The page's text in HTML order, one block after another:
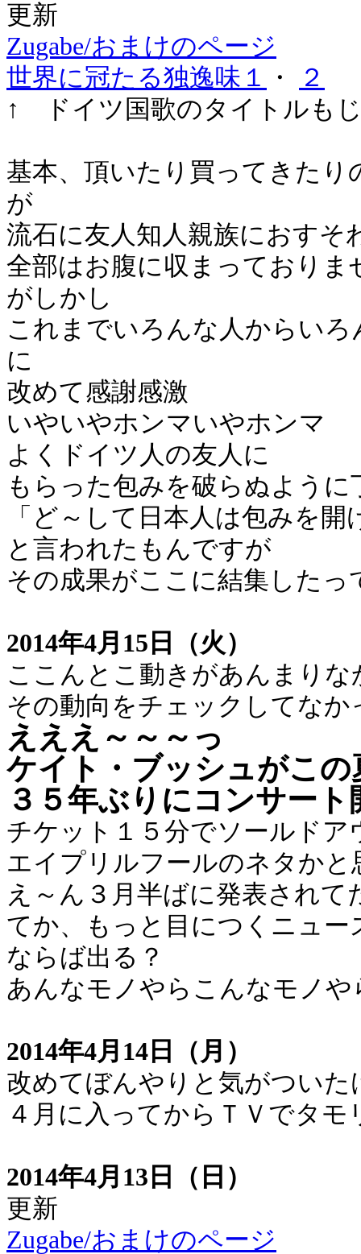
更新
Zugabe/おまけのページ
世界に冠たる独逸味１ ・
２
↑ ドイツ国歌のタイトルも
基本、頂いたり買ってきた
が
流石に友人知人親族におすそ
全部はお腹に収まっておりま
がしかし
これまでいろんな人からい
に
改めて感謝感激
いやいやホンマいやホンマ
よくドイツ人の友人に
もらった包みを破らぬよう
「ど～して日本人は包みを
と言われたもんですが
その成果がここに結集したっ
2014年4月15日（火）
ここんとこ動きがあんまりな
その動向をチェックしてなか
えええ～～～っ
ケイト・ブッシュがこ
３５年ぶりにコンサー
チケット１５分でソールドア
エイプリルフールのネタか
え～ん３月半ばに発表され
てか、もっと目につくニュー
ならば出る？
あんなモノやらこんなモノ
2014年4月14日（月）
改めてぼんやりと気がついた
４月に入ってからＴＶでタ
2014年4月13日（日）
更新
Zugabe/おまけのページ